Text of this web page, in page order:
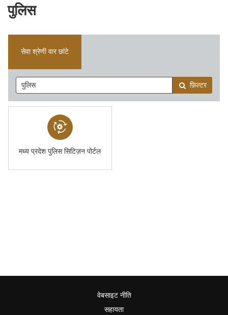
पुलिस
सेवा श्रेणी वार छांटे
फ़िल्टर
मध्य प्रदेश पुलिस सिटिज़न पोर्टल
वेबसाइट नीति
सहायता